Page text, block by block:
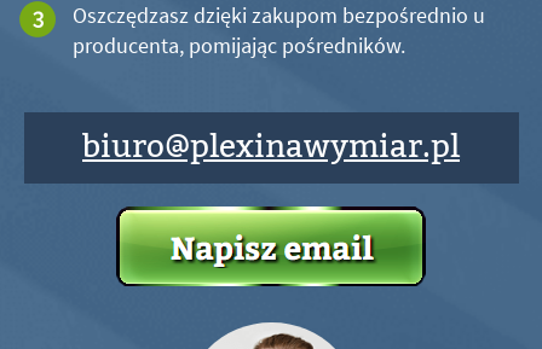
Oszczędzasz dzięki zakupom bezpośrednio u
producenta, pomijając pośredników.
biuro@plexinawymiar.pl